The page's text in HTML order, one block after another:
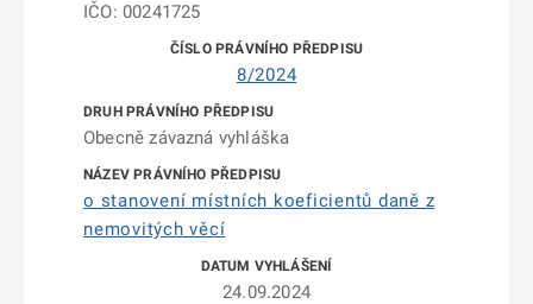
IČO: 00241725
8/2024
Obecně závazná vyhláška
o stanovení místních koeficientů daně z
nemovitých věcí
24.09.2024